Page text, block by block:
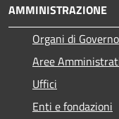
AMMINISTRAZIONE
Organi di Governo
Aree
Uffici
Enti e fondazioni